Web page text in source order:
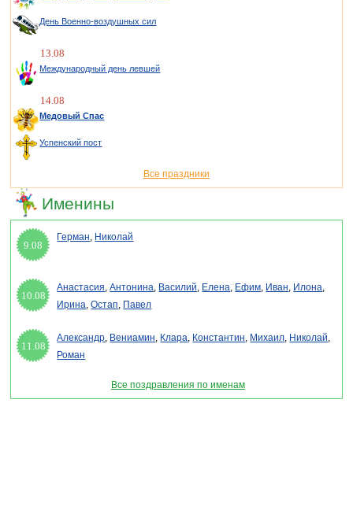
День Военно-воздушных сил
13.08
Международный день левшей
14.08
Медовый Спас
Успенский пост
Все праздники
Именины
9.08
Герман, Николай
10.08
Анастасия,Антонина, Василий, Елена, Ефим, Иван, Илона,
Ирина,Остап, Павел
11.08
Александр, Вениамин, Клара, Константин, Михаил, Николай,
Роман
Все поздравления по именам